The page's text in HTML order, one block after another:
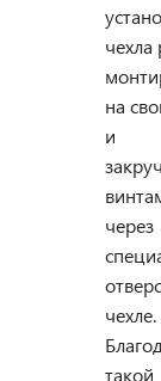
чехла
на
и
через
чехле.
такой